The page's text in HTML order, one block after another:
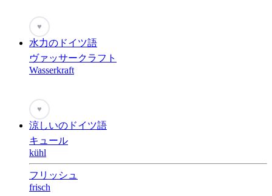
♥
水力のドイツ語
ヴァッサークラフト
Wasserkraft
♥
涼しいのドイツ語
キュール
kühl
フリッシュ
frisch